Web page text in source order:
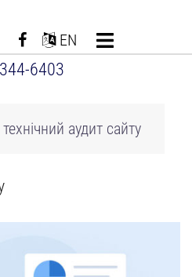
EN
6403
технічний аудит сайту